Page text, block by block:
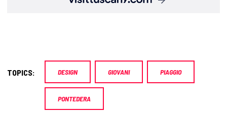
TOPICS: DESIGN GIOVANI PIAGGIO
PONTEDERA